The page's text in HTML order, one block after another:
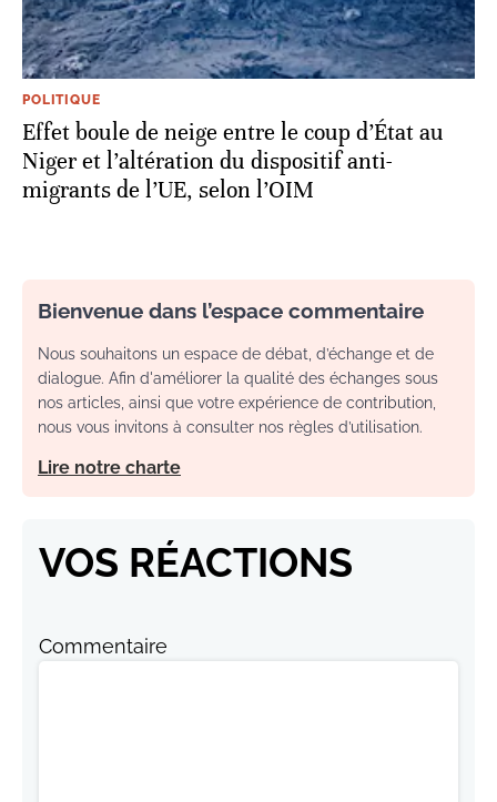
POLITIQUE
Effet boule de neige entre le coup d’État au
Niger et l’altération du dispositif anti-
migrants de l’UE, selon l’OIM
Bienvenue dans l’espace commentaire
Nous souhaitons un espace de débat, d’échange et de
dialogue. Afin d'améliorer la qualité des échanges sous
nos articles, ainsi que votre expérience de contribution,
nous vous invitons à consulter nos règles d’utilisation.
Lire notre charte
VOS RÉACTIONS
Commentaire